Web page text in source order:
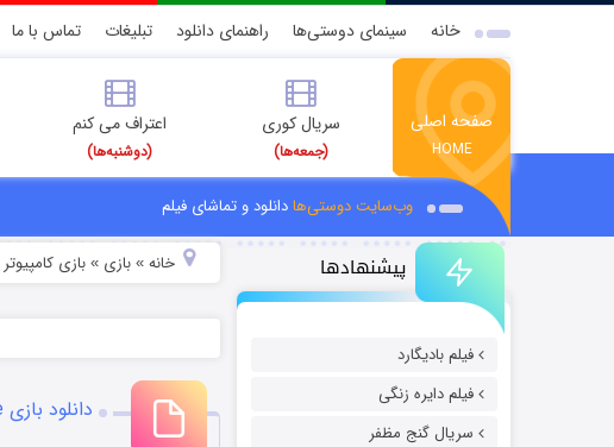
خانه سینمای دوستی‌ها راهنمای دانلود تبلیغات تماس با ما
صفحه اصلی
HOME
سریال کوری
(جمعه‌ها)
اعتراف می کنم
(دوشنبه‌ها)
وب‌سایت دوستی‌هادانلود و تماشای فیلم
پیشنهادها
فیلم بادیگارد
فیلم دایره زنگی
سریال گنج مظفر
خانه» بازی » بازی کامپیوتر
دانلود بازی Delicious 11: Emily’s Home Sweet Home